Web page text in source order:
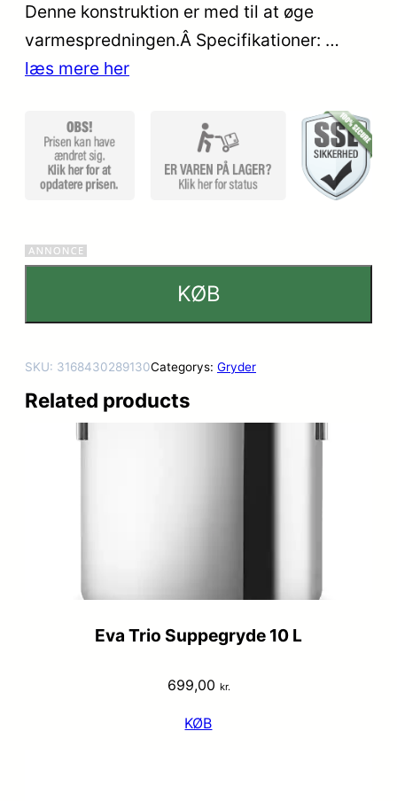
Denne konstruktion er med til at øge
varmespredningen.Â Specifikationer: …
læs mere her
KØB
SKU: 3168430289130Categorys: Gryder
Related products
Eva Trio Suppegryde 10 L
699,00 kr.
KØB